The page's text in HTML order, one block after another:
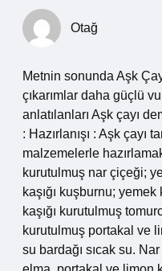
Otağ
Metnin sonunda Aşk
çıkarımlar daha güçlü
anlatılanları Aşk çayı
: Hazırlanışı : Aşk çayı
malzemelerle
kurutulmuş nar çiçeği;
kaşığı kuşburnu;
kaşığı kurutulmuş
kurutulmuş portakal ve
su bardağı sıcak su.